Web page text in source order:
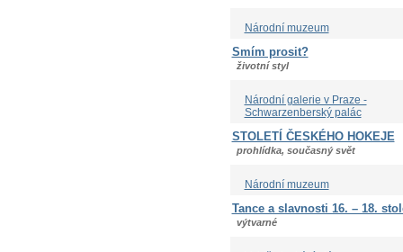
Národní muzeum
Smím prosit?
životní styl
Národní galerie v Praze -
Schwarzenberský palác
STOLETÍ ČESKÉHO HOKEJE
prohlídka, současný svět
Národní muzeum
Tance a slavnosti 16. – 18.
výtvarné